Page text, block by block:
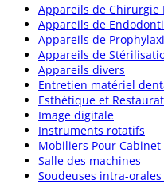
Appareils de Chirurgie
Appareils de
Appareils de
Appareils de
Appareils divers
Entretien matériel
Esthétique et
Image digitale
Instruments rotatifs
Mobiliers Pour
Salle des machines
Soudeuses intra-